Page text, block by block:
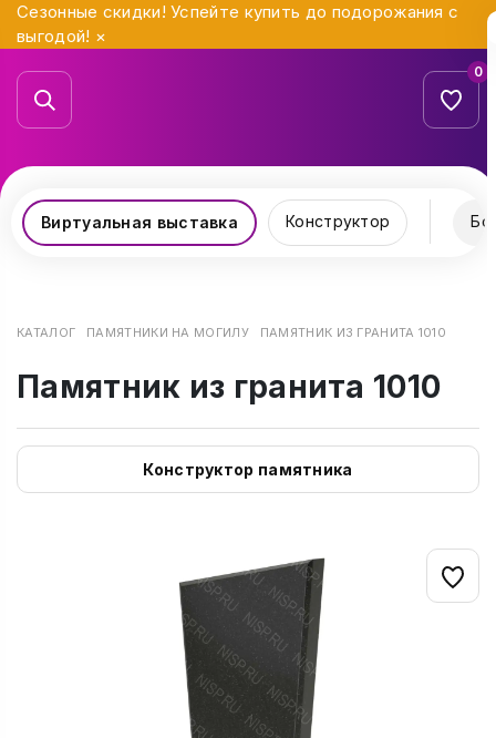
Сезонные скидки! Успейте купить до подорожания с
выгодой! ×
0
Виртуальная выставка Конструктор
КАТАЛОГ ПАМЯТНИКИ НА МОГИЛУ ПАМЯТНИК ИЗ ГРАНИТА 1010
Памятник из гранита 1010
Конструктор памятника